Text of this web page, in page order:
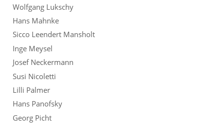
Wolfgang Lukschy
Hans Mahnke
Sicco Leendert Mansholt
Inge Meysel
Josef Neckermann
Susi Nicoletti
Lilli Palmer
Hans Panofsky
Georg Picht